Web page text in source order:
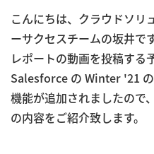
こんにちは、クラウドソ
ーサクセスチームの坂井です
レポートの動画を投稿する
Salesforce の Winter '21
機能が追加されましたので
の内容をご紹介致します。